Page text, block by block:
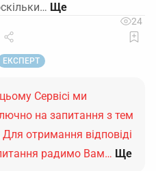
24
ЕКСПЕРТ
Сервісі ми
на запитання з тем
отримання відповіді
радимо Вам… Ще